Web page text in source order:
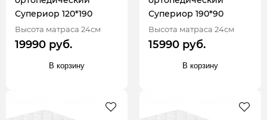
Супериор 120*190
Высота матраса 24см
19990 руб.
В корзину
Супериор 190*90
Высота матраса 24см
15990 руб.
В корзину